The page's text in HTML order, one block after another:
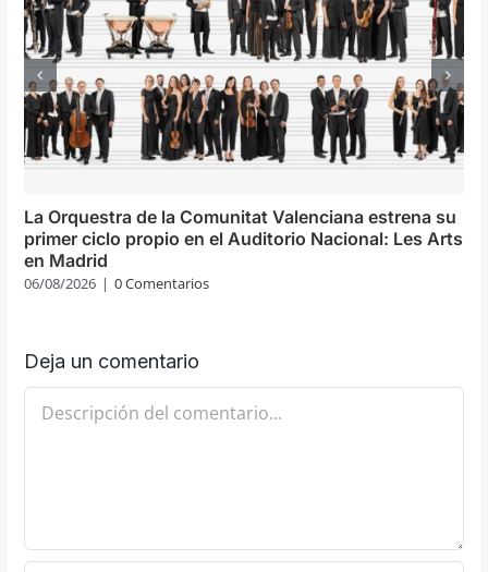
La Orquestra de la Comunitat Valenciana estrena su
primer ciclo propio en el Auditorio Nacional: Les Arts
en Madrid
06/08/2026 | 0 Comentarios
Deja un comentario
Comentario